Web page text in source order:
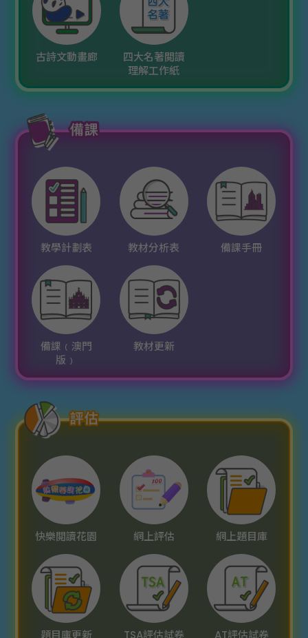
古詩文動畫廊
四大名著閲讀
理解工作紙
教學計劃表 教材分析表 備課手冊
備課﹙澳門
版﹚
教材更新
快樂閲讀花園 網上評估 網上題目庫
題目庫更新 TSA評估試卷 AT評估試卷